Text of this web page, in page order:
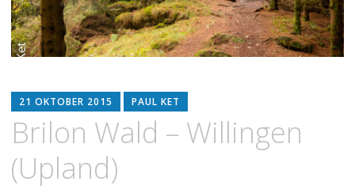
21 OKTOBER 2015 PAUL KET
Brilon Wald – Willingen
(Upland)